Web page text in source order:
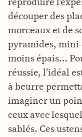
reproduire
découper des
morceaux et de
pyramides,
moins épais…
réussie, l’idéal
à beurre
imaginer un
ceux avec
sablés. Ces